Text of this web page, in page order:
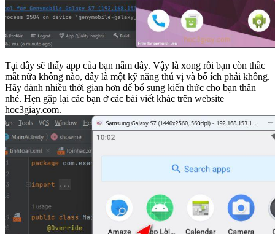
Tại đây sẽ thấy app của bạn nằm đây. Vậy là xong rồi bạn còn thắc
mắt nữa không nào, đây là một kỹ năng thú vị và bổ ích phải không.
Hãy dành nhiều thời gian hơn để bổ sung kiến thức cho bạn thân
nhé. Hẹn gặp lại các bạn ở các bài viết khác trên website
hoc3giay.com.